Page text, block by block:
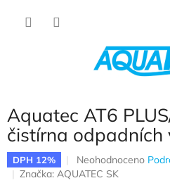
Aquatec AT6
čistírna odpadních
DPH 12% Průměrné
Neohodnoceno
Značka: AQUATEC SK